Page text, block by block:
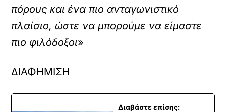
πόρους και ένα πιο ανταγωνιστικό
πλαίσιο, ώστε να μπορούμε να είμαστε
πιο φιλόδοξοι»
ΔΙΑΦΗΜΙΣΗ
Διαβάστε επίσης: